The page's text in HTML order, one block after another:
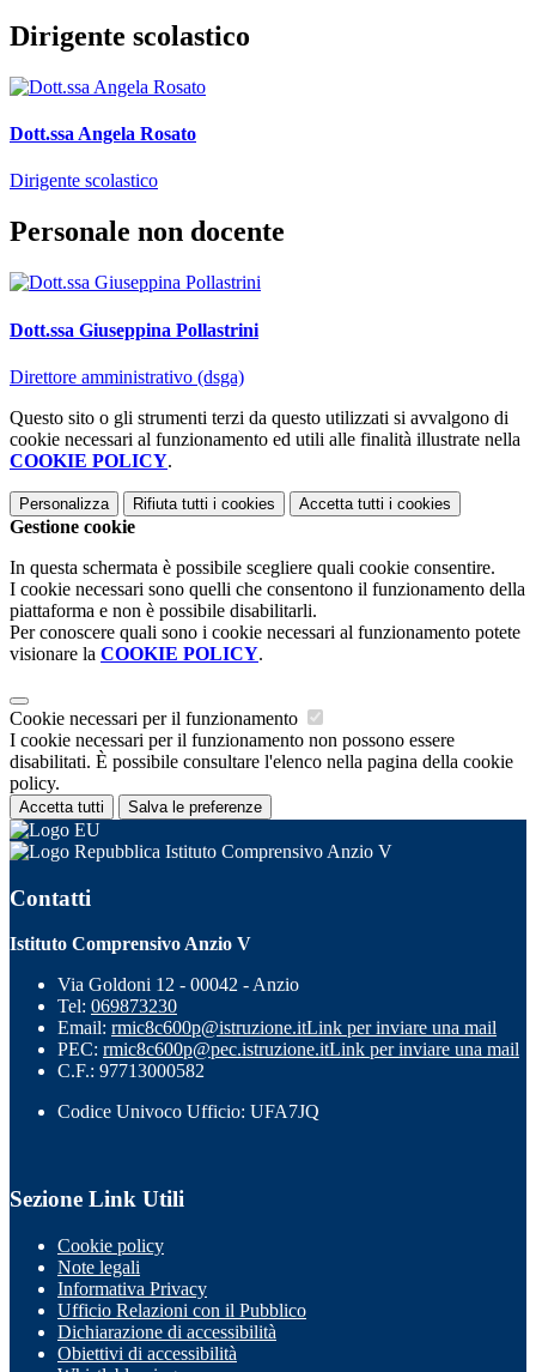
Dirigente scolastico
Dott.ssa Angela Rosato
Dirigente scolastico
Personale non docente
Dott.ssa Giuseppina Pollastrini
Direttore amministrativo (dsga)
Questo sito o gli strumenti terzi da questo utilizzati si avvalgono di
cookie necessari al funzionamento ed utili alle finalità illustrate nella
COOKIE POLICY.
Personalizza Rifiuta tutti i cookies Accetta tutti i cookies
Gestione cookie
In questa schermata è possibile scegliere quali cookie consentire.
I cookie necessari sono quelli che consentono il funzionamento della
piattaforma e non è possibile disabilitarli.
Per conoscere quali sono i cookie necessari al funzionamento potete
visionare la COOKIE POLICY.
Cookie necessari per il funzionamento
I cookie necessari per il funzionamento non possono essere
disabilitati. È possibile consultare l'elenco nella pagina della cookie
policy.
Accetta tutti Salva le preferenze
Istituto Comprensivo Anzio V
Contatti
Istituto Comprensivo Anzio V
Via Goldoni 12 - 00042 - Anzio
Tel: 069873230
Email: rmic8c600p@istruzione.itLink per inviare una mail
PEC: rmic8c600p@pec.istruzione.itLink per inviare una mail
C.F.: 97713000582
Codice Univoco Ufficio: UFA7JQ
Sezione Link Utili
Cookie policy
Note legali
Informativa Privacy
Ufficio Relazioni con il Pubblico
Dichiarazione di accessibilità
Obiettivi di accessibilità